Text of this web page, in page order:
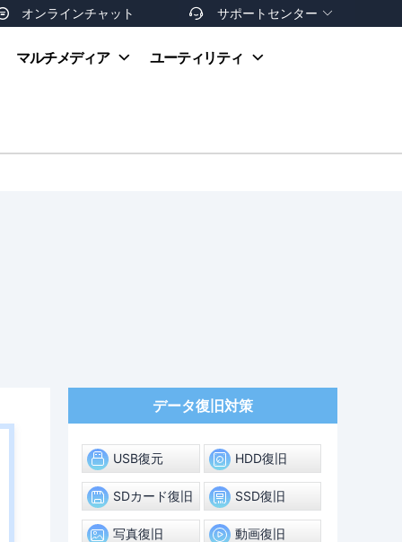
オンラインチャット  サポートセンター 
お支払い方法
マルチメディア ユーティリティ
データ復旧対策
USB復元 HDD復旧
SDカード復旧 SSD復旧
写真復旧 動画復旧